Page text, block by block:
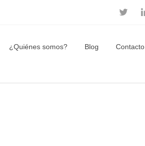
¿Quiénes somos? Blog Contacto